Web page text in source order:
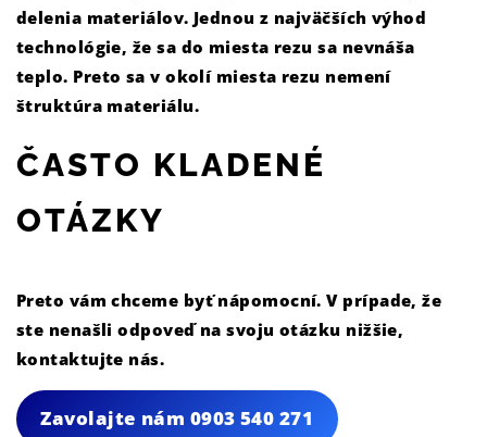
delenia materiálov. Jednou z najväčších výhod
technológie, že sa do miesta rezu sa nevnáša
teplo. Preto sa v okolí miesta rezu nemení
štruktúra materiálu.
ČASTO KLADENÉ
OTÁZKY
Preto vám chceme byť nápomocní. V prípade, že
ste nenašli odpoveď na svoju otázku nižšie,
kontaktujte nás.
Zavolajte nám 0903 540 271